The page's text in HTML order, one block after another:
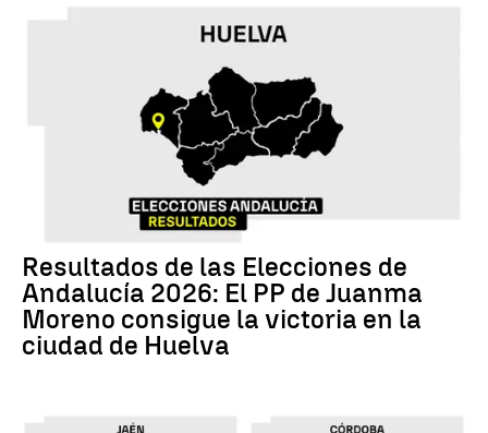
Resultados de las Elecciones de
Andalucía 2026: El PP de Juanma
Moreno consigue la victoria en la
ciudad de Huelva